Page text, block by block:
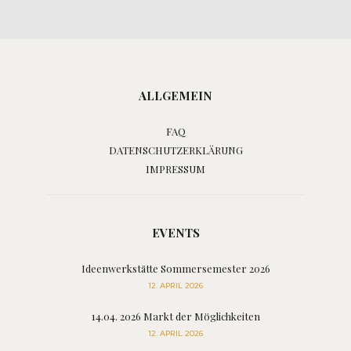
ALLGEMEIN
FAQ
DATENSCHUTZERKLÄRUNG
IMPRESSUM
EVENTS
Ideenwerkstätte Sommersemester 2026
12. APRIL 2026
14.04. 2026 Markt der Möglichkeiten
12. APRIL 2026